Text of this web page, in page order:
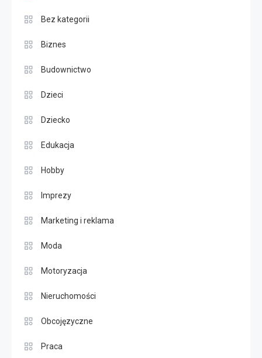
Bez kategorii
Biznes
Budownictwo
Dzieci
Dziecko
Edukacja
Hobby
Imprezy
Marketing i reklama
Moda
Motoryzacja
Nieruchomości
Obcojęzyczne
Praca